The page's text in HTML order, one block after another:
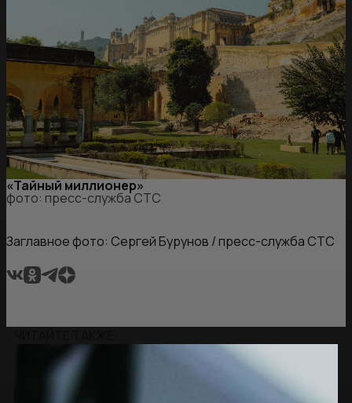
«Тайный миллионер»
фото: пресс-служба СТС
Заглавное фото: Сергей Бурунов / пресс-служба СТС